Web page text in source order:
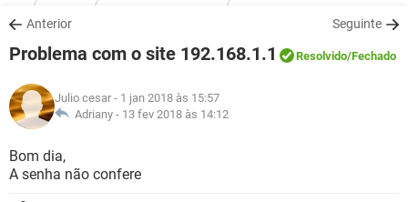
OUTLOOK
INSTAGRAM GMAIL
GUIA DE COMPRAS
JOGOS WHATSAPP
INSTAGRAM GMAIL
GUIA DE COMPRAS
DOWNLOADS
JOGOS WHATSAPP
CELULAR
OUTLOOK EXCEL
INSTAGRAM
GUIA DE COMPRAS
JOGOS WHATSAPP
CELULAR
OUTLOOK
GLOSSÁRIO
JOGOS
CELULAR
Anterior Seguinte
Problema com o site 192.168.1.1 Resolvido/Fechado
Julio cesar - 1 jan 2018 às 15:57
Adriany - 13 fev 2018 às 14:12
Bom dia,
A senha não confere